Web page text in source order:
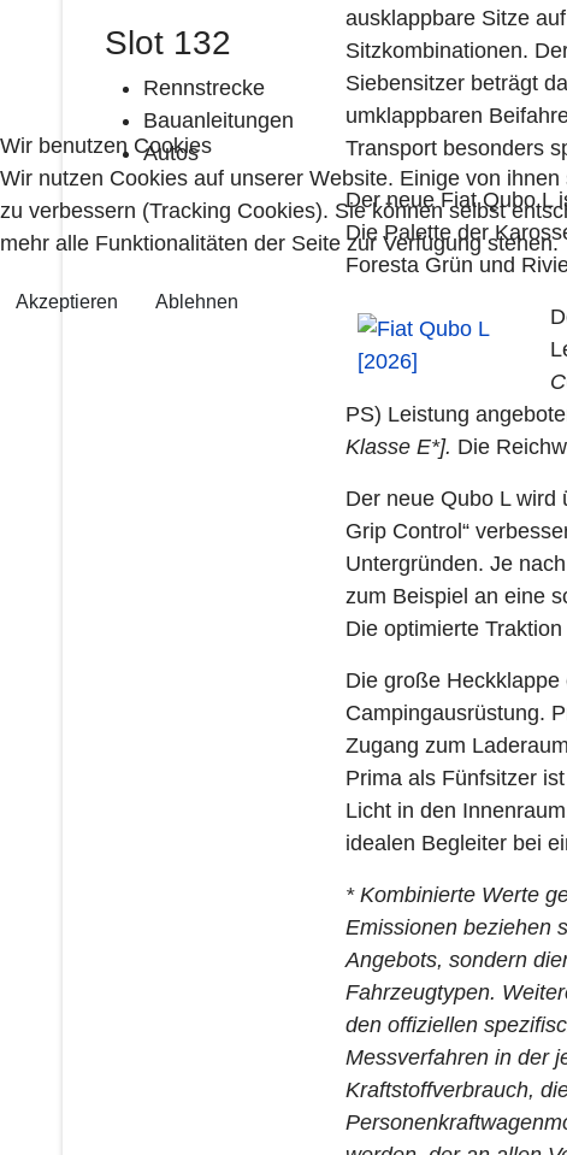
Slot 132
Rennstrecke
Bauanleitungen
Autos
ausklappbare Sitze
Sitzkombinationen.
Siebensitzer beträgt
umklappbaren
Transport besonders
Der neue Fiat Qubo L
Die Palette der
Foresta Grün und
PS) Leistung
Klasse E*]. Die
Der neue Qubo L wird
Grip Control“
Untergründen. Je
zum Beispiel an eine
Die optimierte
Die große
Campingausrüstung.
Zugang zum
Prima als Fünfsitzer
Licht in den
idealen Begleiter bei
* Kombinierte Werte
Emissionen beziehen
Angebots, sondern
Fahrzeugtypen.
den offiziellen
Messverfahren in der
Kraftstoffverbrauch,
Wir benutzen Cookies
Wir nutzen Cookies auf unserer Website. Einige von
zu verbessern (Tracking Cookies). Sie können selbst
mehr alle Funktionalitäten der Seite zur Verfügung stehen.
Akzeptieren Ablehnen